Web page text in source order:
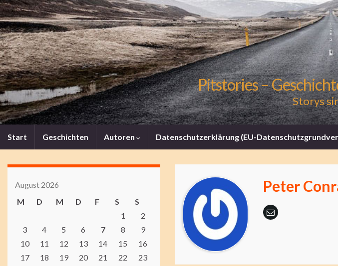
Pitstories –
Storys
Start Geschichten Autoren Datenschutzerklärung (EU-
Peter
August 2026
M
D M D F S
S
1
2
3
4 5 6 7 8
9
10
11 12 13 14 15
16
17
18 19 20 21 22
23